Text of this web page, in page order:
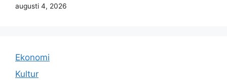
augusti 4, 2026
Ekonomi
Kultur